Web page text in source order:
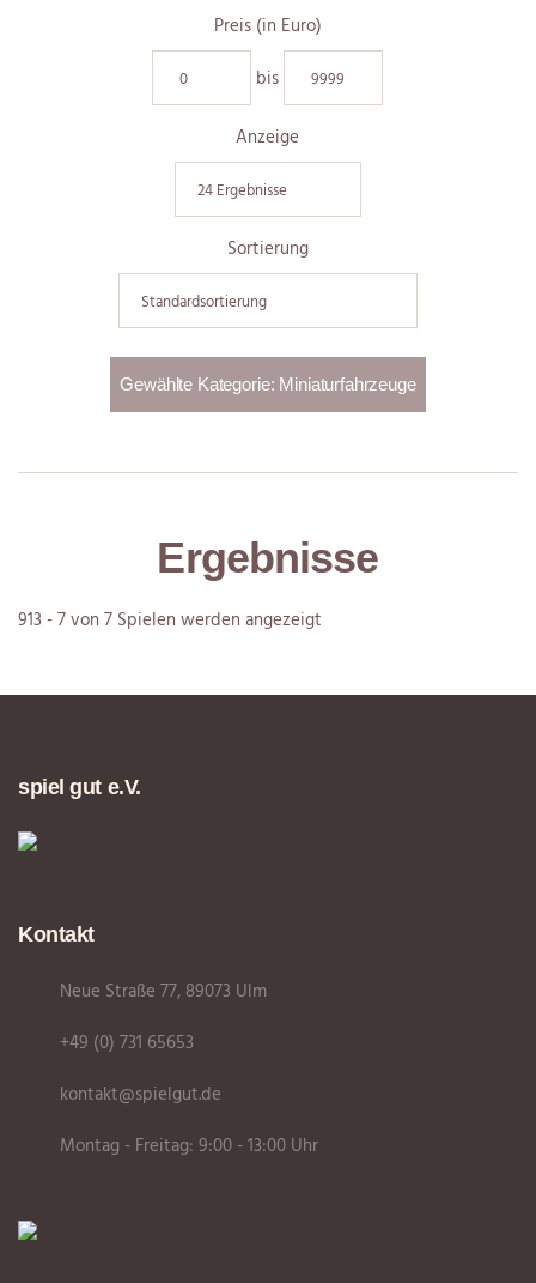
Preis (in Euro)
bis
Anzeige
Sortierung
Ergebnisse
913 - 7 von 7 Spielen werden angezeigt
spiel gut e.V.
Kontakt
Neue Straße 77, 89073 Ulm
+49 (0) 731 65653
kontakt@spielgut.de
Montag - Freitag: 9:00 - 13:00 Uhr